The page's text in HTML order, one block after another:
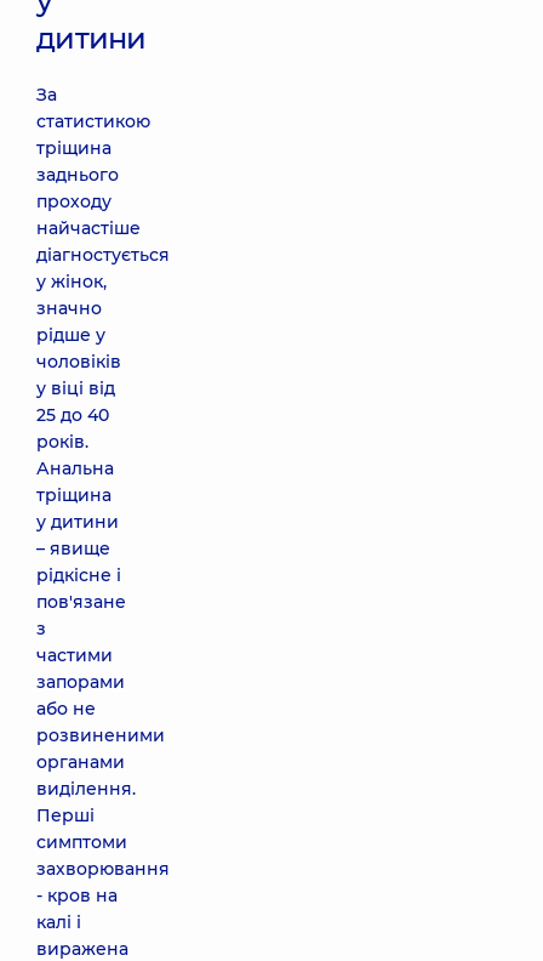
дитини
За
статистикою
тріщина
заднього
проходу
найчастіше
діагностується
у жінок,
значно
рідше у
чоловіків
у віці від
25 до 40
років.
Анальна
тріщина
у дитини
– явище
рідкісне і
пов'язане
з
частими
запорами
або не
розвиненими
органами
виділення.
Перші
симптоми
захворювання
- кров на
калі і
виражена